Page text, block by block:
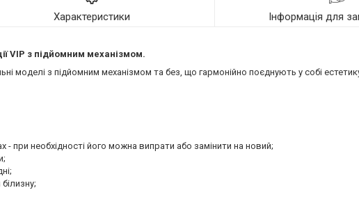
Характеристики Інформація для
VIP з підйомним механізмом.
моделі з підйомним механізмом та без, що гармонійно поєднують у собі
при необхідності його можна випрати або замінити на новий;